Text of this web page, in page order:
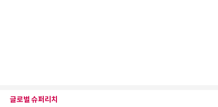
글로벌 슈퍼리치